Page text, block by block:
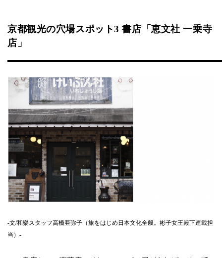
京都観光の穴場スポット3 書店「恵文社 一乗寺
店」
-文/和樂スタッフ高橋亜弥子（旅をはじめ日本文化全般。彬子女王殿下連載担
当）-